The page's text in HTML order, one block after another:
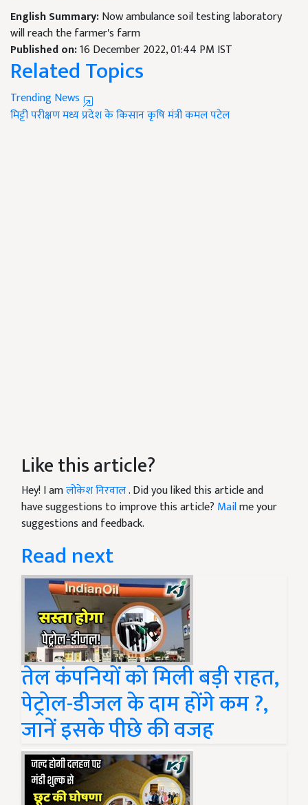
English Summary:Now ambulance soil testing laboratory
will reach the farmer's farm
Published on:16 December 2022, 01:44 PM IST
Related Topics
Trending News
मिट्टी परीक्षणमध्य प्रदेश के किसानकृषि मंत्री कमल पटेल
Like this article?
Hey! I amलोकेश निरवाल. Did you liked this article and
have suggestions to improve this article? Mailme your
suggestions and feedback.
Read next
तेल कंपनियों को मिली बड़ी राहत,
पेट्रोल-डीजल के दाम होंगे कम ?,
जानें इसके पीछे की वजह